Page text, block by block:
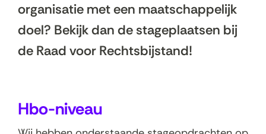
organisatie met een maatschappelijk
doel? Bekijk dan de stageplaatsen bij
de Raad voor Rechtsbijstand!
Hbo-niveau